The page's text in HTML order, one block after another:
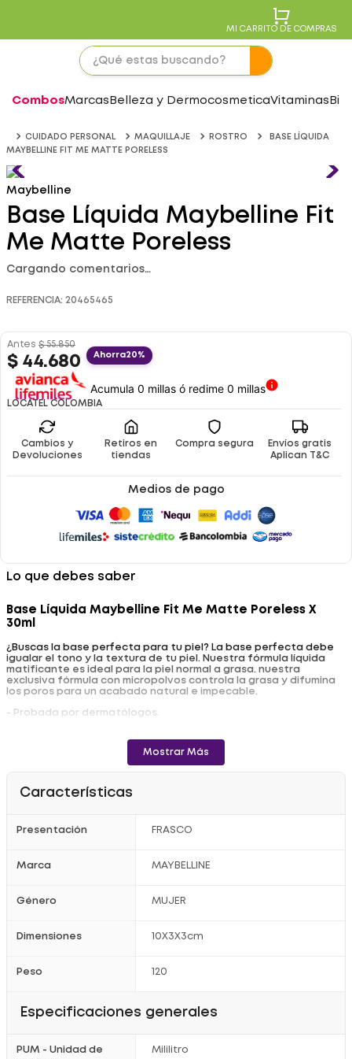
MI CARRITO DE COMPRAS
CombosMarcas Belleza y DermocosmeticaVitaminas
CUIDADO PERSONAL MAQUILLAJE ROSTRO
BASE LÍQUIDA
MAYBELLINE FIT ME MATTE PORELESS
Maybelline
Base Líquida Maybelline Fit
Me Matte Poreless
Cargando comentarios…
REFERENCIA: 20465465
Antes $ 55.850
$ 44.680 Ahorra20%
Acumula 0 millas ó redime 0 millas
LOCATEL COLOMBIA
Cambios y
Devoluciones
Retiros en
tiendas
Compra segura
Envíos gratis
Aplican T&C
Medios de pago
Lo que debes saber
Base Líquida Maybelline Fit Me Matte Poreless X
30ml
¿Buscas la base perfecta para tu piel? La base perfecta debe
igualar el tono y la textura de tu piel. Nuestra fórmula líquida
matificante es ideal para la piel normal a grasa. nuestra
exclusiva fórmula con micropolvos controla la grasa y difumina
los poros para un acabado natural e impecable.
- Probada por dermatólogos.
Registro invima NSOC72667-16CO
Mostrar Más
Características
Presentación FRASCO
Marca MAYBELLINE
Género MUJER
Dimensiones 10X3X3cm
Peso 120
Especificaciones generales
PUM - Unidad de
Mililitro